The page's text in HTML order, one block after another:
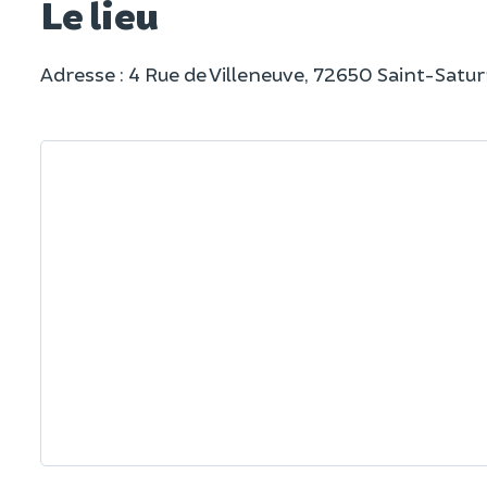
Le lieu
Adresse : 4 Rue de Villeneuve, 72650 Saint-